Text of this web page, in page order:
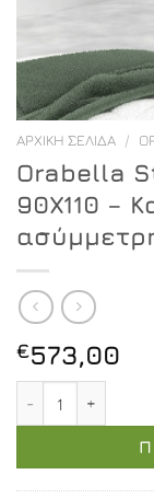
ΑΡΧΙΚΉ ΣΕΛΊΔΑ /
Orabella
90X110 –
€573,00